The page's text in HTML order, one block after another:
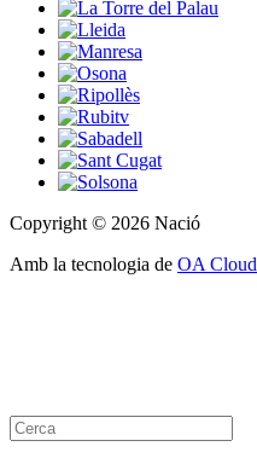
Copyright © 2026 Nació
Amb la tecnologia de OA Cloud